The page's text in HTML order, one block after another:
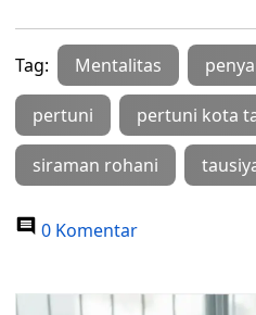
Tag: Mentalitas
pertuni pertuni kota
siraman rohani
0 Komentar